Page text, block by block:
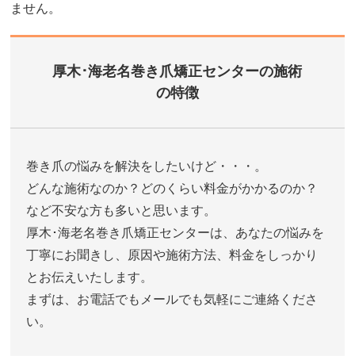
ません。
厚木･海老名巻き爪矯正センターの施術
の特徴
巻き爪の悩みを解決をしたいけど・・・。
どんな施術なのか？どのくらい料金がかかるのか？
など不安な方も多いと思います。
厚木･海老名巻き爪矯正センターは、あなたの悩みを
丁寧にお聞きし、原因や施術方法、料金をしっかり
とお伝えいたします。
まずは、お電話でもメールでも気軽にご連絡くださ
い。